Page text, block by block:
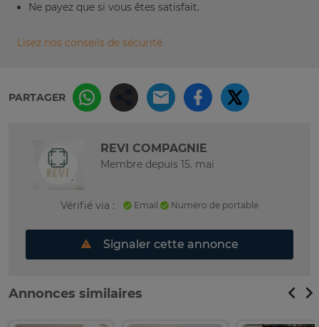
Ne payez que si vous êtes satisfait.
Lisez nos conseils de sécurité
PARTAGER
REVI COMPAGNIE
Membre depuis 15. mai
Vérifié via : Email Numéro de portable
Signaler cette annonce
Annonces similaires